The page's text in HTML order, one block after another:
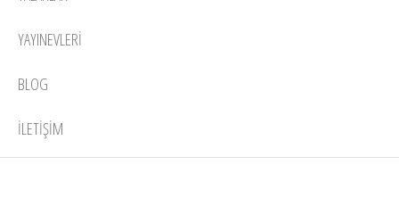
YAYINEVLERI
BLOG
İLETIŞIM